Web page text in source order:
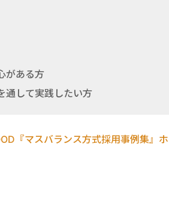
がある方
通して実践したい方
『マスバランス方式採用事例集』ホ